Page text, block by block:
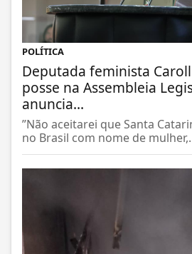
POLÍTICA
Deputada feminista
posse na Assembleia
anuncia...
”Não aceitarei que Santa
no Brasil com nome de